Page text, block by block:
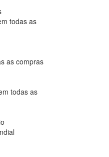
todas as
as compras
todas as